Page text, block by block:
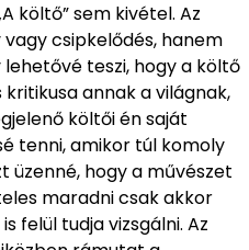
költő” sem kivétel. Az
csipkelődés, hanem
teszi, hogy a költő
annak a világnak,
költői én saját
tenni, amikor túl komoly
üzenné, hogy a művészet
maradni csak akkor
felül tudja vizsgálni. Az